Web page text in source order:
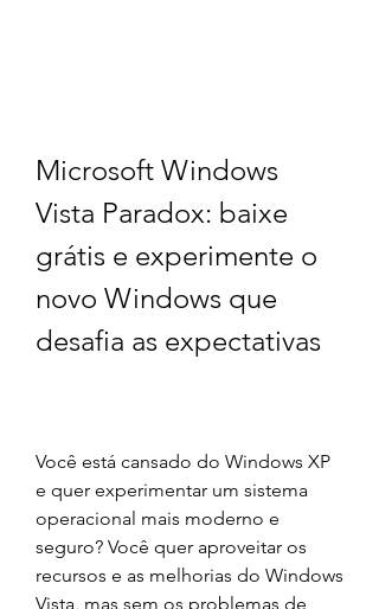
Microsoft Windows
Vista Paradox: baixe
grátis e experimente o
novo Windows que
desafia as expectativas
Você está cansado do Windows XP
e quer experimentar um sistema
operacional mais moderno e
seguro? Você quer aproveitar os
recursos e as melhorias do Windows
Vista, mas sem os problemas de